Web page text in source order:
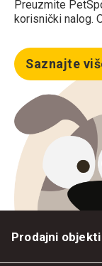
Preuzmite
korisnički nalog.
Saznajte
Prodajni objekti